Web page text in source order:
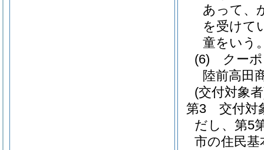
あって、
を受けて
童をいう
(6) クーポ
陸前高田
(交付対象
第3 交付対
だし、第5
市の住民